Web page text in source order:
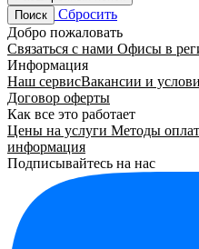
Поиск
Сбросить
Добро пожаловать
Связаться с нами Офисы в
Информация
Наш сервисВакансии и
Договор оферты
Как все это работает
Цены на услуги Методы
информация
Подписывайтесь на нас